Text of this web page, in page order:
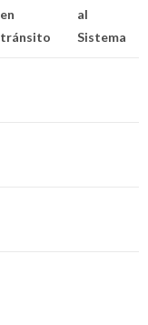
en
tránsito
al
Sistema